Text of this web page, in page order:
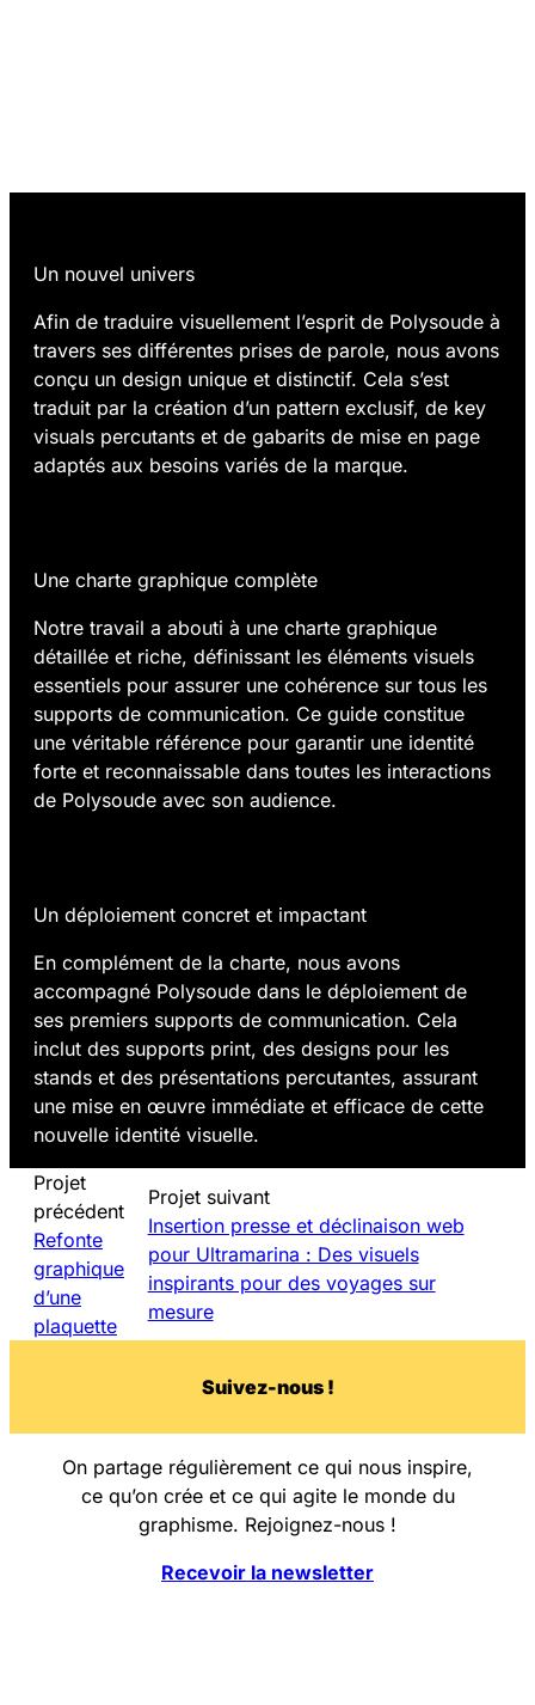
Un nouvel univers
Afin de traduire visuellement l’esprit de Polysoude à
travers ses différentes prises de parole, nous avons
conçu un design unique et distinctif. Cela s’est
traduit par la création d’un pattern exclusif, de key
visuals percutants et de gabarits de mise en page
adaptés aux besoins variés de la marque.
Une charte graphique complète
Notre travail a abouti à une charte graphique
détaillée et riche, définissant les éléments visuels
essentiels pour assurer une cohérence sur tous les
supports de communication. Ce guide constitue
une véritable référence pour garantir une identité
forte et reconnaissable dans toutes les interactions
de Polysoude avec son audience.
Un déploiement concret et impactant
En complément de la charte, nous avons
accompagné Polysoude dans le déploiement de
ses premiers supports de communication. Cela
inclut des supports print, des designs pour les
stands et des présentations percutantes, assurant
une mise en œuvre immédiate et efficace de cette
nouvelle identité visuelle.
Projet
précédent
Refonte
graphique
d’une
plaquette
Projet suivant
Insertion presse et déclinaison web
pour Ultramarina : Des visuels
inspirants pour des voyages sur
mesure
Suivez-nous !
On partage régulièrement ce qui nous inspire,
ce qu’on crée et ce qui agite le monde du
graphisme. Rejoignez-nous !
Recevoir la newsletter